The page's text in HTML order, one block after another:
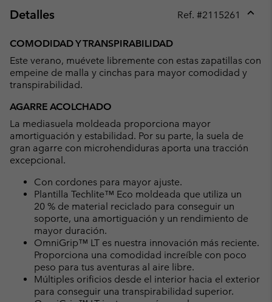
Detalles Ref. #2115261
COMODIDAD Y TRANSPIRABILIDAD
Este verano, muévete libremente con estas zapatillas con
empeine de malla y cinchas para mayor comodidad y
transpirabilidad.
AGARRE ACOLCHADO
La mediasuela moldeada proporciona mayor
amortiguación y estabilidad. Por su parte, la suela de
gran agarre con microhendiduras aporta una tracción
excepcional.
Con cordones para mayor ajuste.
Plantilla Techlite™ Eco moldeada que utiliza un
20 % de material reciclado para conseguir un
soporte, una amortiguación y un rendimiento de
mayor duración.
OmniGrip™ LT es nuestra innovación más reciente.
Proporciona una comodidad increíble con poco
peso para tus aventuras al aire libre.
Múltiples orificios desde el interior hacia el exterior
para conseguir una transpirabilidad superior.